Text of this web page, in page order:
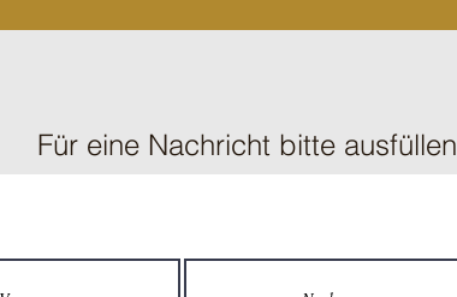
Für eine Nachricht bitte ausfüllen